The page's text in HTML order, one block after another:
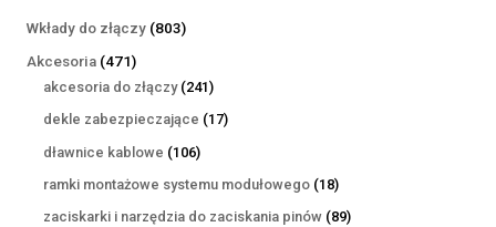
Wkłady do złączy 803803
Akcesoria 471471
produktów
akcesoria do złączy 241241
produktów
dekle zabezpieczające 1717
dławnice kablowe 106106
produktów
ramki montażowe systemu modułowego 1818
produktów
zaciskarki i narzędzia do zaciskania pinów 8989